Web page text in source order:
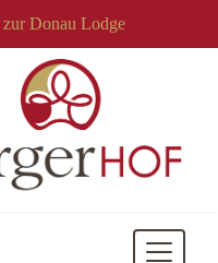
zur Donau Lodge
Mobile